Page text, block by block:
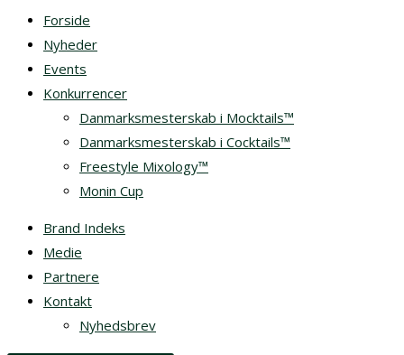
Forside
Nyheder
Events
Konkurrencer
Danmarksmesterskab i Mocktails™
Danmarksmesterskab i Cocktails™
Freestyle Mixology™
Monin Cup
Brand Indeks
Medie
Partnere
Kontakt
Nyhedsbrev